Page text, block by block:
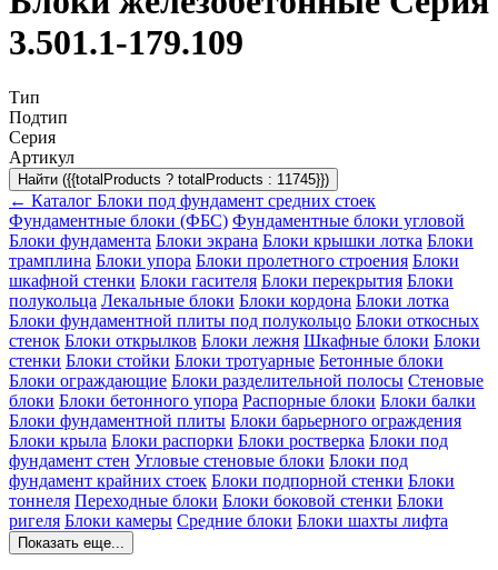
3.501.1-179.109
Тип
Подтип
Серия
Артикул
Найти ({{totalProducts ? totalProducts : 11745}})
← Каталог Блоки под фундамент средних стоек
Фундаментные блоки (ФБС) Фундаментные блоки угловой
Блоки фундамента Блоки экрана Блоки крышки лотка Блоки
трамплина Блоки упора Блоки пролетного строения Блоки
шкафной стенки Блоки гасителя Блоки перекрытия Блоки
полукольца Лекальные блоки Блоки кордона Блоки лотка
Блоки фундаментной плиты под полукольцо Блоки откосных
стенок Блоки открылков Блоки лежня Шкафные блоки Блоки
стенки Блоки стойки Блоки тротуарные Бетонные блоки
Блоки ограждающие Блоки разделительной полосы Стеновые
блоки Блоки бетонного упора Распорные блоки Блоки балки
Блоки фундаментной плиты Блоки барьерного ограждения
Блоки крыла Блоки распорки Блоки ростверка Блоки под
фундамент стен Угловые стеновые блоки Блоки под
фундамент крайних стоек Блоки подпорной стенки Блоки
тоннеля Переходные блоки Блоки боковой стенки Блоки
ригеля Блоки камеры Средние блоки Блоки шахты лифта
Показать еще...